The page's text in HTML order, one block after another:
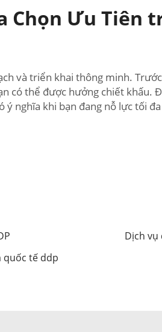
Chọn Ưu Tiên
và triển khai thông minh.
có thể được hưởng chiết khấu.
nghĩa khi bạn đang nỗ lực tối
Dịch vụ
quốc tế ddp